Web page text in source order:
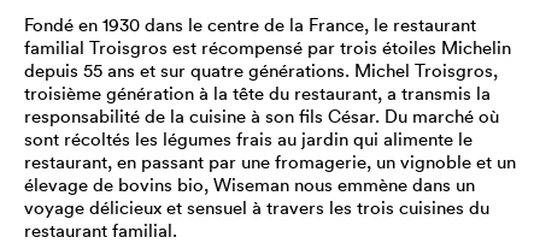
Fondé en 1930 dans le centre de la France, le restaurant
familial Troisgros est récompensé par trois étoiles Michelin
depuis 55 ans et sur quatre générations. Michel Troisgros,
troisième génération à la tête du restaurant, a transmis la
responsabilité de la cuisine à son fils César. Du marché où
sont récoltés les légumes frais au jardin qui alimente le
restaurant, en passant par une fromagerie, un vignoble et un
élevage de bovins bio, Wiseman nous emmène dans un
voyage délicieux et sensuel à travers les trois cuisines du
restaurant familial.